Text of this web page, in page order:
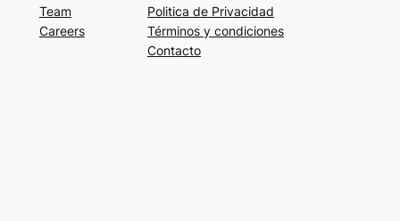
Team
Careers
Politica de Privacidad
Términos y condiciones
Contacto